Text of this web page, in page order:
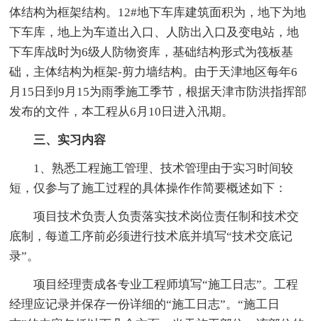
体结构为框架结构。12#地下车库建筑面积为，地下为地
下车库，地上为车道出入口、人防出入口及变电站，地
下车库战时为6级人防物资库，基础结构形式为筏板基
础，主体结构为框架-剪力墙结构。由于天津地区每年6
月15日到9月15为雨季施工季节，根据天津市防洪指挥部
发布的文件，本工程从6月10日进入汛期。
三、实习内容
1、熟悉工程施工管理、技术管理由于实习时间较
短，仅参与了施工过程的具体操作作简要概述如下：
项目技术负责人负责落实技术岗位责任制和技术交
底制，每道工序前必须进行技术底并填写“技术交底记
录”。
项目经理责成各专业工程师填写“施工日志”。工程
经理应记录并保存一份详细的“施工日志”。“施工日